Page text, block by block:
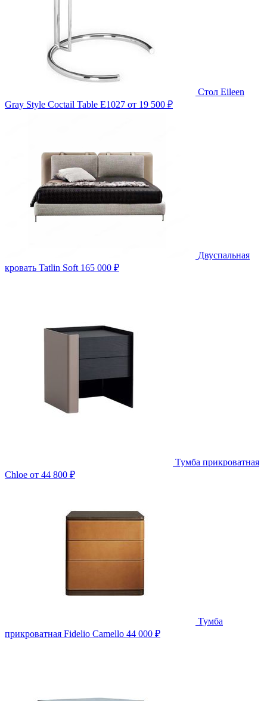
Стол Eileen
Gray Style Coctail Table E1027 от 19 500 ₽
Двуспальная
кровать Tatlin Soft 165 000 ₽
Тумба прикроватная
Chloe от 44 800 ₽
Тумба
прикроватная Fidelio Camello 44 000 ₽